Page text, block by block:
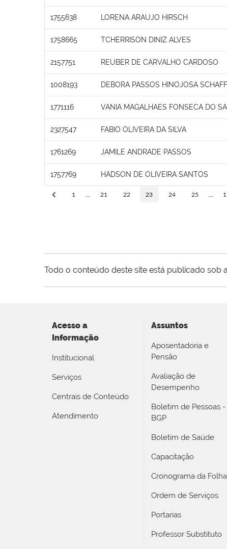
1755638 LORENA ARAUJO HIRSCH
1758665 TCHERRISON DINIZ ALVES
2157751 REUBER DE CARVALHO CARDOSO
1008193 DEBORA PASSOS HINOJOSA
1771116 VANIA MAGALHAES FONSECA DO
2327547 FABIO OLIVEIRA DA SILVA
1761269 JAMILE ANDRADE PASSOS
1757769 HADSON DE OLIVEIRA SANTOS
1 21 22 23 24 25
Todo o conteúdo deste site está publicado sob
Acesso a
Informação
Institucional
Serviços
Centrais de Conteúdo
Atendimento
Assuntos
Aposentadoria e
Pensão
Avaliação de
Desempenho
Boletim de Pessoas -
BGP
Boletim de Saúde
Capacitação
Cronograma da Folha
Ordem de Serviços
Portarias
Professor Substituto